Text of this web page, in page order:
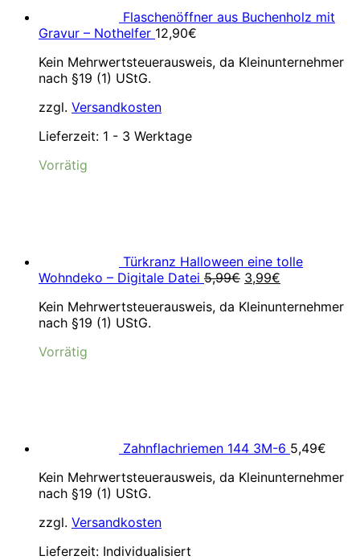
Flaschenöffner aus Buchenholz mit
Gravur – Nothelfer 12,90€
Kein Mehrwertsteuerausweis, da Kleinunternehmer
nach §19 (1) UStG.
zzgl. Versandkosten
Lieferzeit: 1 - 3 Werktage
Vorrätig
Türkranz Halloween eine tolle
Wohndeko – Digitale Datei 5,99€ Ursprünglicher
war:
3,99€
ist:
Kein Mehrwertsteuerausweis, da Kleinunternehmer
nach §19 (1) UStG.
Vorrätig
Zahnflachriemen 144 3M-6 5,49€
Kein Mehrwertsteuerausweis, da Kleinunternehmer
nach §19 (1) UStG.
zzgl. Versandkosten
Lieferzeit: Individualisiert